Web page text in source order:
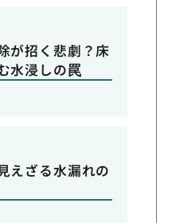
が招く悲劇？床
水浸しの罠
えざる水漏れの